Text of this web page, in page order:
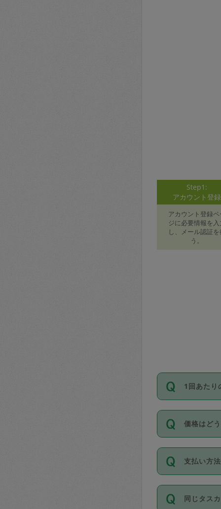
Step1:
アカウント登録
アカウント登録ペ
ジに必要情報を
し、メール認証
う。
1回あたり
依頼1回に
い。機能
が必要で
価格はど
11種類の
タスカジ
除々に設
支払い方
お支払方
Club）の
同じタス